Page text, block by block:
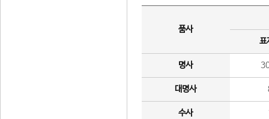
품사
표
명사
대명사
수사